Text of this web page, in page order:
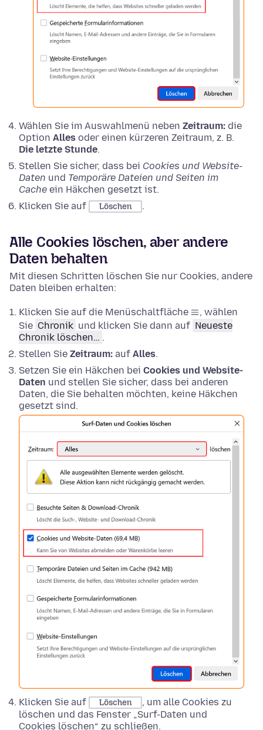
Wählen Sie im Auswahlmenü neben Zeitraum: die
Option Alles oder einen kürzeren Zeitraum, z. B.
Die letzte Stunde.
Stellen Sie sicher, dass bei Cookies und Website-
Daten und Temporäre Dateien und Seiten im
Cache ein Häkchen gesetzt ist.
Klicken Sie auf
Löschen .
Alle Cookies löschen, aber andere
Daten behalten
Mit diesen Schritten löschen Sie nur Cookies, andere
Daten bleiben erhalten:
Klicken Sie auf die Menüschaltfläche
, wählen
Sie Chronik und klicken Sie dann auf Neueste
Chronik löschen… .
Stellen Sie Zeitraum: auf Alles.
Setzen Sie ein Häkchen bei Cookies und Website-
Daten und stellen Sie sicher, dass bei anderen
Daten, die Sie behalten möchten, keine Häkchen
gesetzt sind.
Klicken Sie auf Löschen
, um alle Cookies zu
löschen und das Fenster „Surf-Daten und
Cookies löschen“ zu schließen.